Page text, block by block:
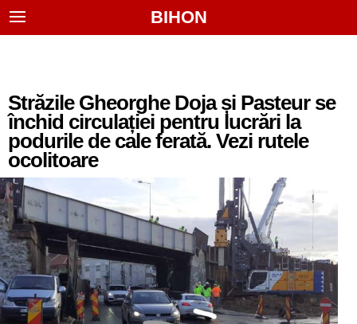
BIHON
Străzile Gheorghe Doja și Pasteur se
închid circulației pentru lucrări la
podurile de cale ferată. Vezi rutele
ocolitoare